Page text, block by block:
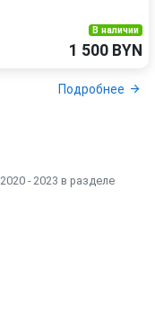
В наличии
1 500 BYN
Подробнее
2020 - 2023 в разделе